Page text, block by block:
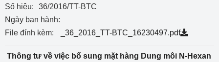
Số hiệu:
36/2016/TT-BTC
Ngày ban hành:
File đính kèm:
_36_2016_TT-BTC_16230497.pdf
Thông tư về việc bổ sung mặt hàng Dung môi N-Hexan